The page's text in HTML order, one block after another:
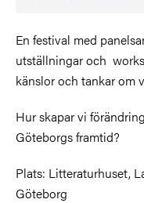
En festival med
utställningar och
känslor och tankar om
Hur skapar vi
Göteborgs framtid?
Plats: Litteraturhuset,
Göteborg